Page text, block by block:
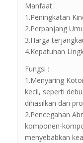
Manfaat :
1.Peningkatan
2.Perpanjang
3.Harga
4.Kepatuhan
Fungsi :
1.Menyaring
kecil, seperti
dihasilkan dari
2.Pencegahan
komponen-
menyebabkan